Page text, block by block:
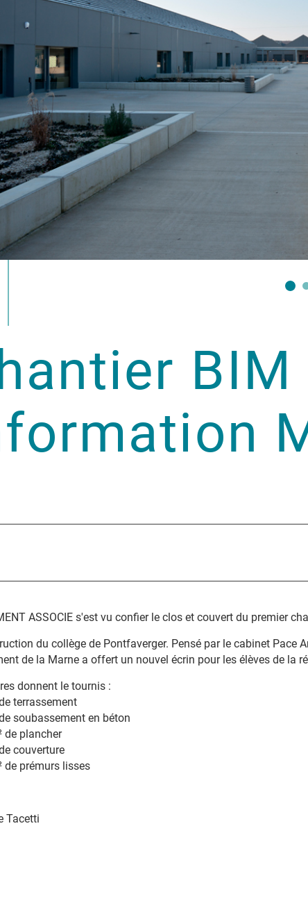
ASSOCIE s'est vu confier le clos et couvert du premier
du collège de Pontfaverger. Pensé par le cabinet Pace
de la Marne a offert un nouvel écrin pour les élèves de la
donnent le tournis :
terrassement
soubassement en béton
de plancher
couverture
de prémurs lisses
Tacetti